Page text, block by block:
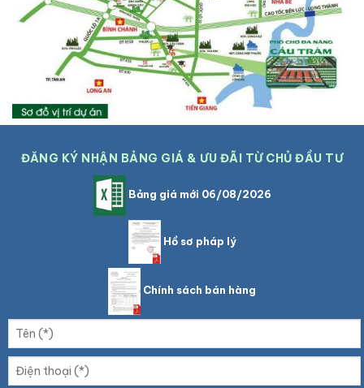
ĐĂNG KÝ NHẬN BẢNG GIÁ & ƯU ĐÃI TỪ CHỦ ĐẦU TƯ
Bảng giá mới 06/08/2026
Hồ sơ pháp lý
Chính sách bán hàng